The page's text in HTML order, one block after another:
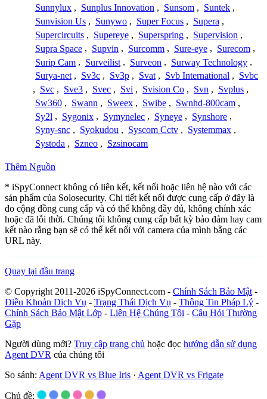
Sunnylux , Sunplus Innovation , Sunsom , Suntek ,
Sunvision Us , Sunywo , Super Focus , Supera ,
Supercircuits , Supereye , Superspring , Supervision ,
Supra Space , Supvin , Surcomm , Sure-eye , Surecom ,
Surip Cam , Surveilist , Surveon , Surway Technology ,
Surya-net , Sv3c , Sv3p , Svat , Svb International , Svbc
, Svc , Sve3 , Svec , Svi , Svision Co , Svn , Svplus ,
Sw360 , Swann , Sweex , Swibe , Swnhd-800cam ,
Sy2l , Sygonix , Symynelec , Syneye , Synshore ,
Syny-snc , Syokudou , Syscom Cctv , Systemmax ,
Systoda , Szneo , Szsinocam
Thêm Nguồn
* iSpyConnect không có liên kết, kết nối hoặc liên hệ nào với các
sản phẩm của Solosecurity. Chi tiết kết nối được cung cấp ở đây là
do cộng đồng cung cấp và có thể không đầy đủ, không chính xác
hoặc đã lỗi thời. Chúng tôi không cung cấp bất kỳ bảo đảm hay cam
kết nào rằng bạn sẽ có thể kết nối với camera của mình bằng các
URL này.
Quay lại đầu trang
© Copyright 2011-2026 iSpyConnect.com - Chính Sách Bảo Mật -
Điều Khoản Dịch Vụ - Trạng Thái Dịch Vụ - Thông Tin Pháp Lý -
Chính Sách Bảo Mật Lớp - Liên Hệ Chúng Tôi - Câu Hỏi Thường
Gặp
Người dùng mới? Truy cập trang chủ hoặc đọc hướng dẫn sử dụng
Agent DVR của chúng tôi
So sánh: Agent DVR vs Blue Iris · Agent DVR vs Frigate
Chủ đề: